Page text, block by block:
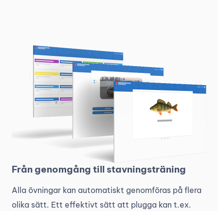
Från genomgång till stavningsträning
Alla övningar kan automatiskt genomföras på flera
olika sätt. Ett effektivt sätt att plugga kan t.ex.